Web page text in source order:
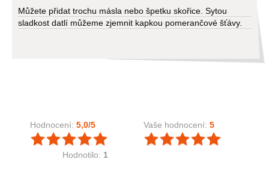
Můžete přidat trochu másla nebo špetku skořice. Sytou
sladkost datlí můžeme zjemnit kapkou pomerančové šťávy.
Hodnocení: 5,0/5
Hodnotilo: 1
Vaše hodnocení: 5